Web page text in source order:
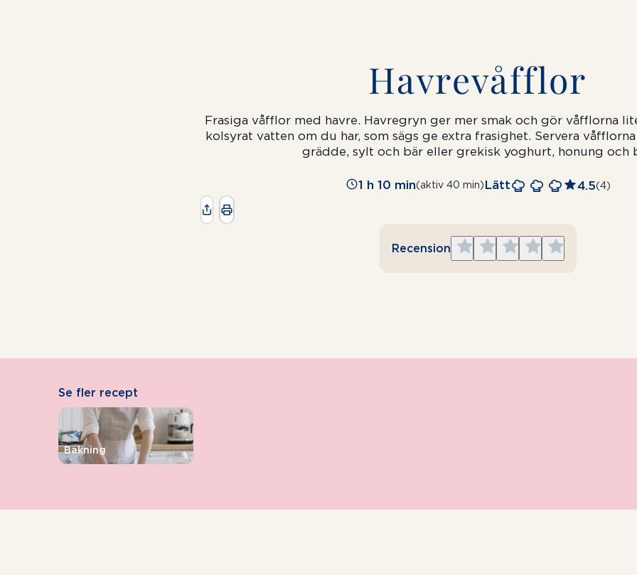
Havrevåfflor
Frasiga våfflor med havre. Havregryn ger mer smak och gör våfflorna
kolsyrat vatten om du har, som sägs ge extra frasighet. Servera
grädde, sylt och bär eller grekisk yoghurt, honung och
1 h 10 min(aktiv 40 min)Lätt 4.5(4)
Recension
Give
5
Give
4
Give
3
Give
2
Give
1
Se fler recept
Bakning
<<